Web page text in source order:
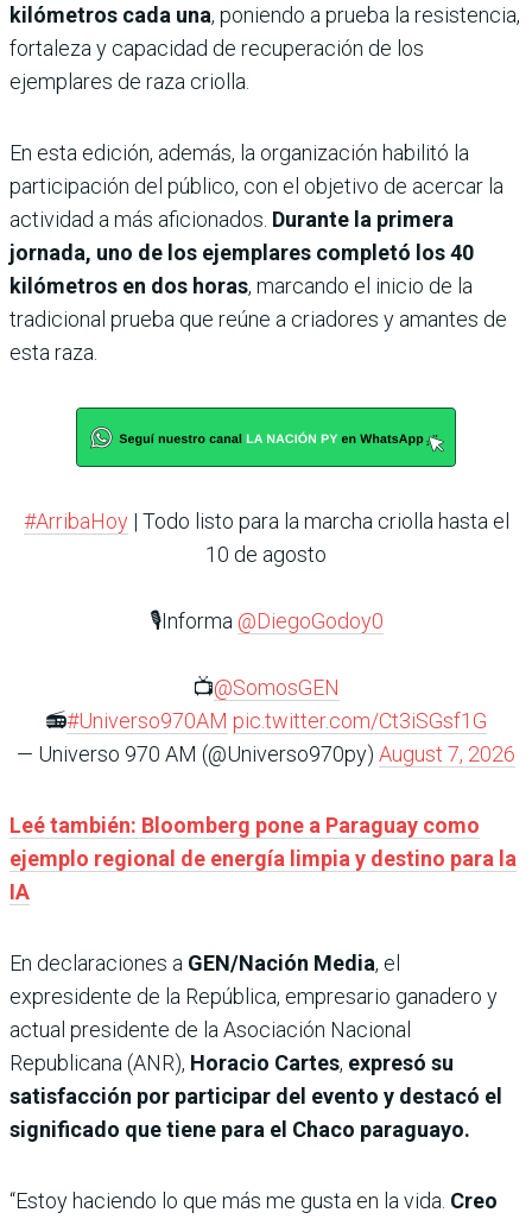
kilómetros cada una, poniendo a prueba la resistencia,
fortaleza y capacidad de recuperación de los
ejemplares de raza criolla.
En esta edición, además, la organización habilitó la
participación del público, con el objetivo de acercar la
actividad a más aficionados. Durante la primera
jornada, uno de los ejemplares completó los 40
kilómetros en dos horas, marcando el inicio de la
tradicional prueba que reúne a criadores y amantes de
esta raza.
#ArribaHoy| Todo listo para la marcha criolla hasta el
10 de agosto
🎙️Informa @DiegoGodoy0
📺@SomosGEN
📻#Universo970AM pic.twitter.com/Ct3iSGsf1G
— Universo 970 AM (@Universo970py) August 7, 2026
Leé también: Bloomberg pone a Paraguay como
ejemplo regional de energía limpia y destino para la
IA
En declaraciones a GEN/Nación Media, el
expresidente de la República, empresario ganadero y
actual presidente de la Asociación Nacional
Republicana (ANR), Horacio Cartes, expresó su
satisfacción por participar del evento y destacó el
significado que tiene para el Chaco paraguayo.
“Estoy haciendo lo que más me gusta en la vida. Creo